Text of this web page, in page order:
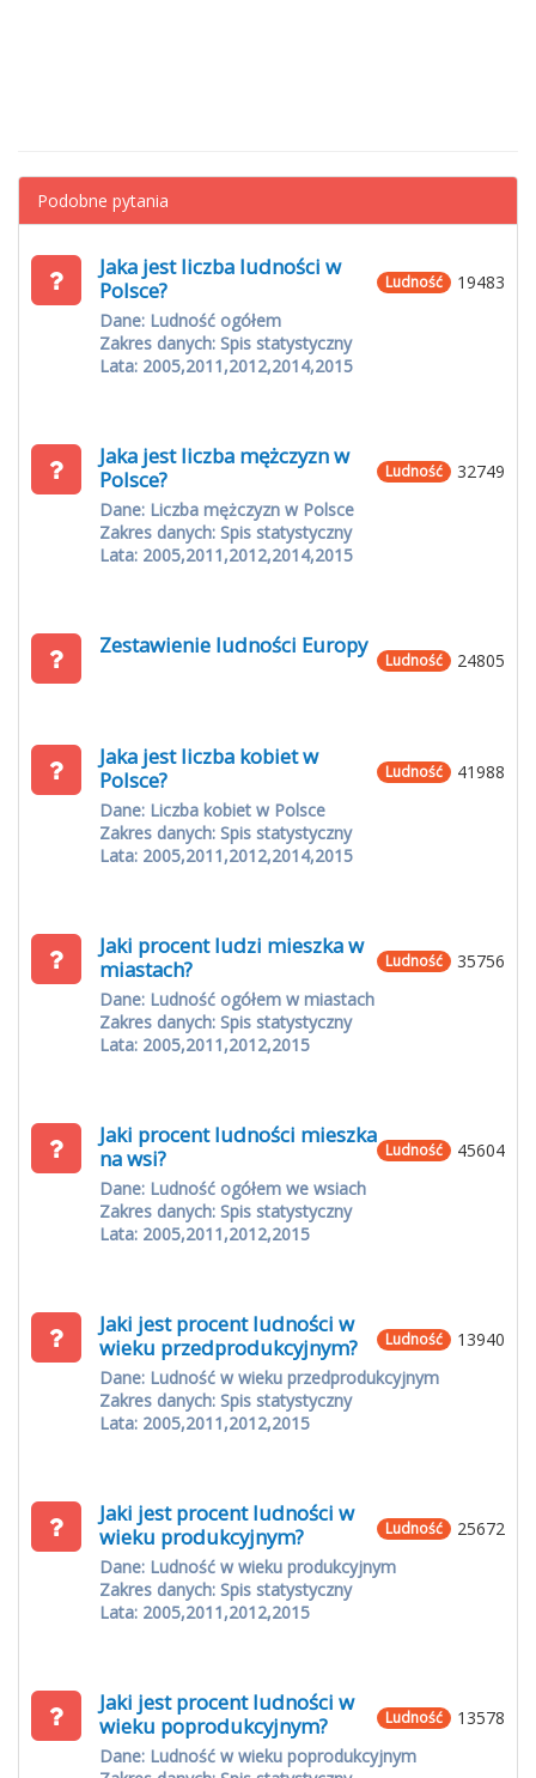
Podobne pytania
19483
Ludność
Jaka jest liczba ludności w
Polsce?
Dane: Ludność ogółem
Zakres danych: Spis statystyczny
Lata: 2005,2011,2012,2014,2015
32749
Ludność
Jaka jest liczba mężczyzn w
Polsce?
Dane: Liczba mężczyzn w Polsce
Zakres danych: Spis statystyczny
Lata: 2005,2011,2012,2014,2015
24805
Ludność
Zestawienie ludności Europy
41988
Ludność
Jaka jest liczba kobiet w
Polsce?
Dane: Liczba kobiet w Polsce
Zakres danych: Spis statystyczny
Lata: 2005,2011,2012,2014,2015
35756
Ludność
Jaki procent ludzi mieszka w
miastach?
Dane: Ludność ogółem w miastach
Zakres danych: Spis statystyczny
Lata: 2005,2011,2012,2015
45604
Ludność
Jaki procent ludności mieszka
na wsi?
Dane: Ludność ogółem we wsiach
Zakres danych: Spis statystyczny
Lata: 2005,2011,2012,2015
13940
Ludność
Jaki jest procent ludności w
wieku przedprodukcyjnym?
Dane: Ludność w wieku przedprodukcyjnym
Zakres danych: Spis statystyczny
Lata: 2005,2011,2012,2015
25672
Ludność
Jaki jest procent ludności w
wieku produkcyjnym?
Dane: Ludność w wieku produkcyjnym
Zakres danych: Spis statystyczny
Lata: 2005,2011,2012,2015
13578
Ludność
Jaki jest procent ludności w
wieku poprodukcyjnym?
Dane: Ludność w wieku poprodukcyjnym